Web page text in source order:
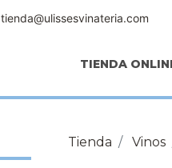
tienda@ulissesvinateria.com
TIENDA
Tienda Vinos